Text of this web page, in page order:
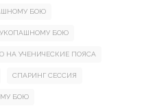
БОЮ
БОЮ
НА УЧЕНИЧЕСКИЕ ПОЯСА
СПАРИНГ СЕССИЯ
БОЮ